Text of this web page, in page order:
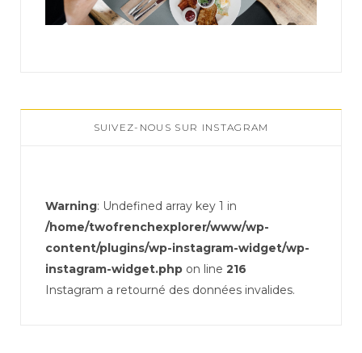
SUIVEZ-NOUS SUR INSTAGRAM
Warning: Undefined array key 1 in
/home/twofrenchexplorer/www/wp-
content/plugins/wp-instagram-widget/wp-
instagram-widget.php on line 216
Instagram a retourné des données invalides.